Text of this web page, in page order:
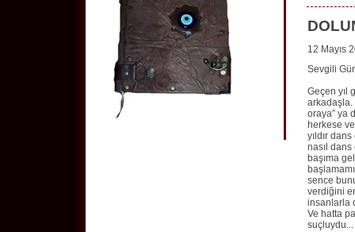
12 Mayıs
Sevgili
Geçen yıl
arkadaşla.
oraya” ya
herkese
yıldır
nasıl
başıma
sence
verdiğini
insanlarla
Ve hatta
suçluydu...